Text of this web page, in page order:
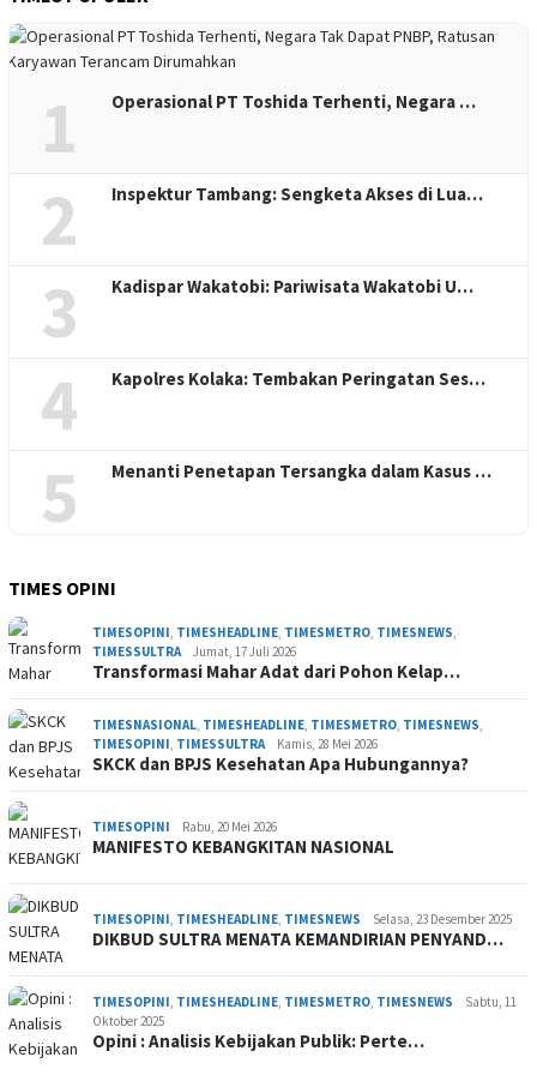
1 Operasional PT Toshida Terhenti, Negara …
2 Inspektur Tambang: Sengketa Akses di Lua…
3 Kadispar Wakatobi: Pariwisata Wakatobi U…
4 Kapolres Kolaka: Tembakan Peringatan Ses…
5 Menanti Penetapan Tersangka dalam Kasus …
TIMES OPINI
TIMESOPINI, TIMESHEADLINE, TIMESMETRO, TIMESNEWS,
TIMESSULTRA
Jumat, 17 Juli 2026
Transformasi Mahar Adat dari Pohon Kelap…
TIMESNASIONAL, TIMESHEADLINE, TIMESMETRO, TIMESNEWS,
TIMESOPINI, TIMESSULTRA Kamis, 28 Mei 2026
SKCK dan BPJS Kesehatan Apa Hubungannya?
TIMESOPINI Rabu, 20 Mei 2026
MANIFESTO KEBANGKITAN NASIONAL
TIMESOPINI, TIMESHEADLINE, TIMESNEWS Selasa, 23 Desember 2025
DIKBUD SULTRA MENATA KEMANDIRIAN PENYAND…
TIMESOPINI, TIMESHEADLINE, TIMESMETRO, TIMESNEWS
Sabtu, 11
Oktober 2025
Opini : Analisis Kebijakan Publik: Perte…